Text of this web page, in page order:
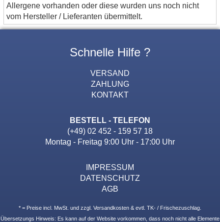
Allergene vorhanden oder diese wurden uns noch nicht
vom Hersteller / Lieferanten übermittelt.
Schnelle Hilfe ?
VERSAND
ZAHLUNG
KONTAKT
BESTELL - TELEFON
(+49) 02 452 - 159 57 18
Montag - Freitag 9:00 Uhr - 17:00 Uhr
IMPRESSUM
DATENSCHUTZ
AGB
* = Preise incl. MwSt. und zzgl. Versandkosten & evtl. TK- / Frischezuschlag.
Übersetzungs Hinweis: Es kann auf der Website vorkommen, dass noch nicht alle Elemente